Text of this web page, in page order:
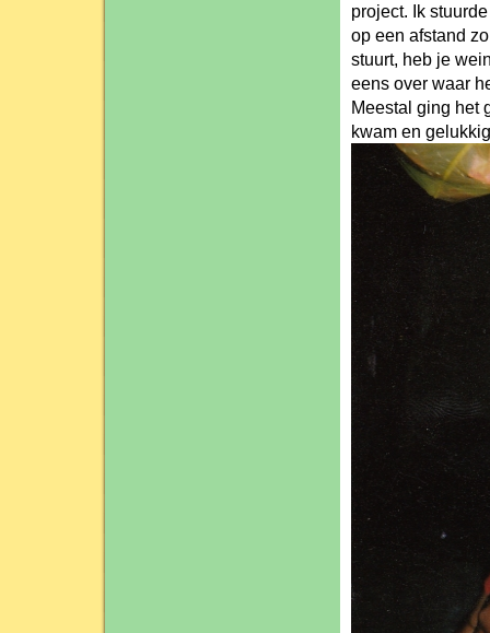
project. Ik
op een afstand
stuurt, heb je
eens over waar
Meestal ging het
kwam en